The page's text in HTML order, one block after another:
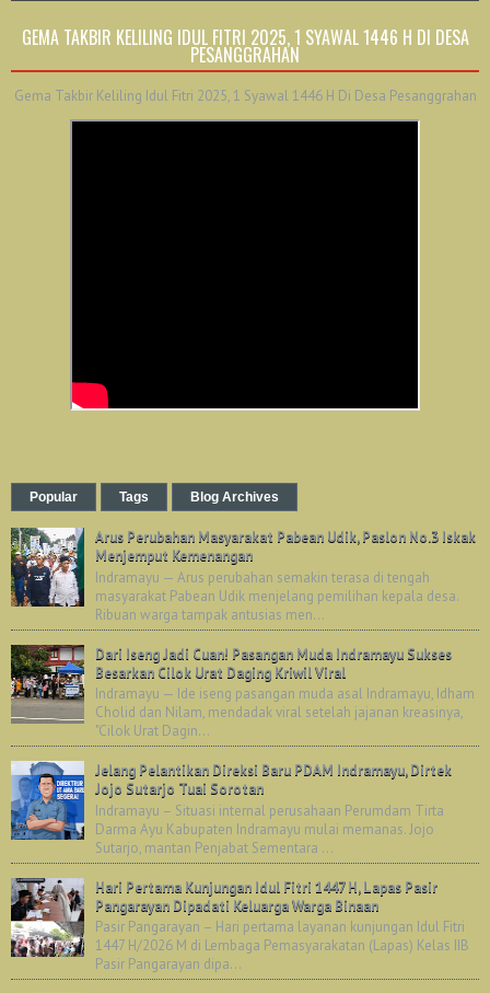
GEMA TAKBIR KELILING IDUL FITRI 2025, 1 SYAWAL 1446 H DI DESA
PESANGGRAHAN
Gema Takbir Keliling Idul Fitri 2025, 1 Syawal 1446 H Di Desa Pesanggrahan
Popular Tags Blog Archives
Arus Perubahan Masyarakat Pabean Udik, Paslon No.3 Iskak
Menjemput Kemenangan
Indramayu — Arus perubahan semakin terasa di tengah
masyarakat Pabean Udik menjelang pemilihan kepala desa.
Ribuan warga tampak antusias men...
Dari Iseng Jadi Cuan! Pasangan Muda Indramayu Sukses
Besarkan Cilok Urat Daging Kriwil Viral
Indramayu — Ide iseng pasangan muda asal Indramayu, Idham
Cholid dan Nilam, mendadak viral setelah jajanan kreasinya,
"Cilok Urat Dagin...
Jelang Pelantikan Direksi Baru PDAM Indramayu, Dirtek
Jojo Sutarjo Tuai Sorotan
Indramayu – Situasi internal perusahaan Perumdam Tirta
Darma Ayu Kabupaten Indramayu mulai memanas. Jojo
Sutarjo, mantan Penjabat Sementara ...
Hari Pertama Kunjungan Idul Fitri 1447 H, Lapas Pasir
Pangarayan Dipadati Keluarga Warga Binaan
Pasir Pangarayan – Hari pertama layanan kunjungan Idul Fitri
1447 H/2026 M di Lembaga Pemasyarakatan (Lapas) Kelas IIB
Pasir Pangarayan dipa...